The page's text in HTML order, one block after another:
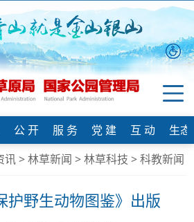
公 开 服 务 党 建 互 动
生
讯>林草新闻 >林草科技 >科教新闻
护野生动物图鉴》出版